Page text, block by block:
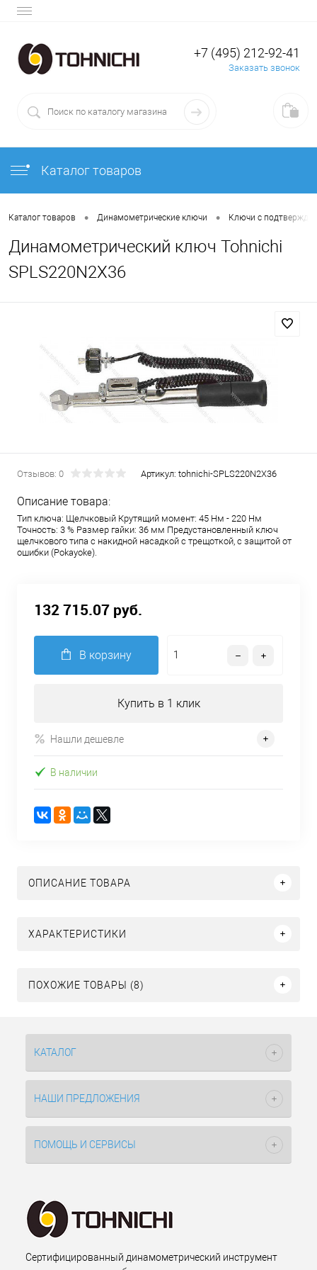
+7 (495) 212-92-41
Заказать звонок
Каталог товаров
Каталог товаров • Динамометрические ключи • Ключи с
Динамометрический ключ Tohnichi
SPLS220N2X36
Отзывов: 0 Артикул: tohnichi-SPLS220N2X36
Описание товара:
Тип ключа: Щелчковый Крутящий момент: 45 Нм - 220 Нм
Точность: 3 % Размер гайки: 36 мм Предустановленный ключ
щелчкового типа с накидной насадкой с трещоткой, с защитой от
ошибки (Pokayoke).
132 715.07 руб.
В корзину
Купить в 1 клик
Нашли дешевле
В наличии
ОПИСАНИЕ ТОВАРА
ХАРАКТЕРИСТИКИ
ПОХОЖИЕ ТОВАРЫ (8)
КАТАЛОГ
НАШИ ПРЕДЛОЖЕНИЯ
ПОМОЩЬ И СЕРВИСЫ
Сертифицированный динамометрический инструмент